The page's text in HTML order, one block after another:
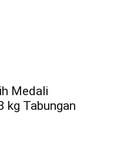
Medali
kg Tabungan